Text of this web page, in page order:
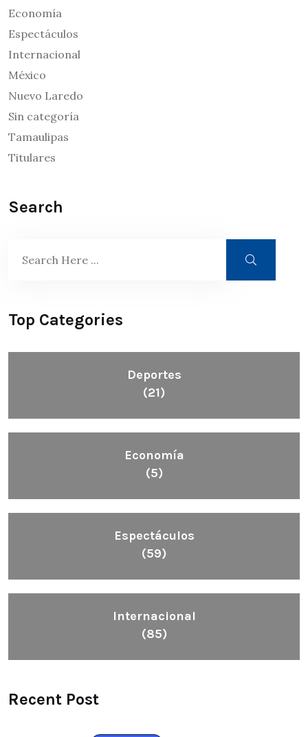
Economía
Espectáculos
Internacional
México
Nuevo Laredo
Sin categoría
Tamaulipas
Titulares
Search
Top Categories
Deportes
(21)
Economía
(5)
Espectáculos
(59)
Internacional
(85)
Recent Post